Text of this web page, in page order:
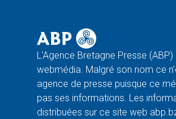
L'Agence Bretagne Presse (ABP)
webmédia. Malgré son nom ce
agence de presse puisque ce
pas ses informations. Les
distribuées sur ce site web